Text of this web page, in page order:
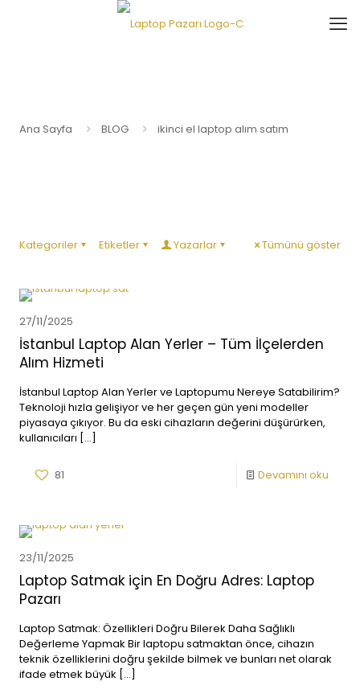
Ana Sayfa BLOG ikinci el laptop alım satım
Kategoriler Etiketler Yazarlar Tümünü göster
27/11/2025
İstanbul Laptop Alan Yerler – Tüm İlçelerden
Alım Hizmeti
İstanbul Laptop Alan Yerler ve Laptopumu Nereye Satabilirim?
Teknoloji hızla gelişiyor ve her geçen gün yeni modeller
piyasaya çıkıyor. Bu da eski cihazların değerini düşürürken,
kullanıcıları […]
81 Devamını oku
23/11/2025
Laptop Satmak için En Doğru Adres: Laptop
Pazarı
Laptop Satmak: Özellikleri Doğru Bilerek Daha Sağlıklı
Değerleme Yapmak Bir laptopu satmaktan önce, cihazın
teknik özelliklerini doğru şekilde bilmek ve bunları net olarak
ifade etmek büyük […]